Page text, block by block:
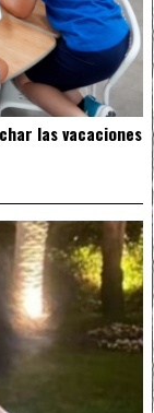
las vacaciones